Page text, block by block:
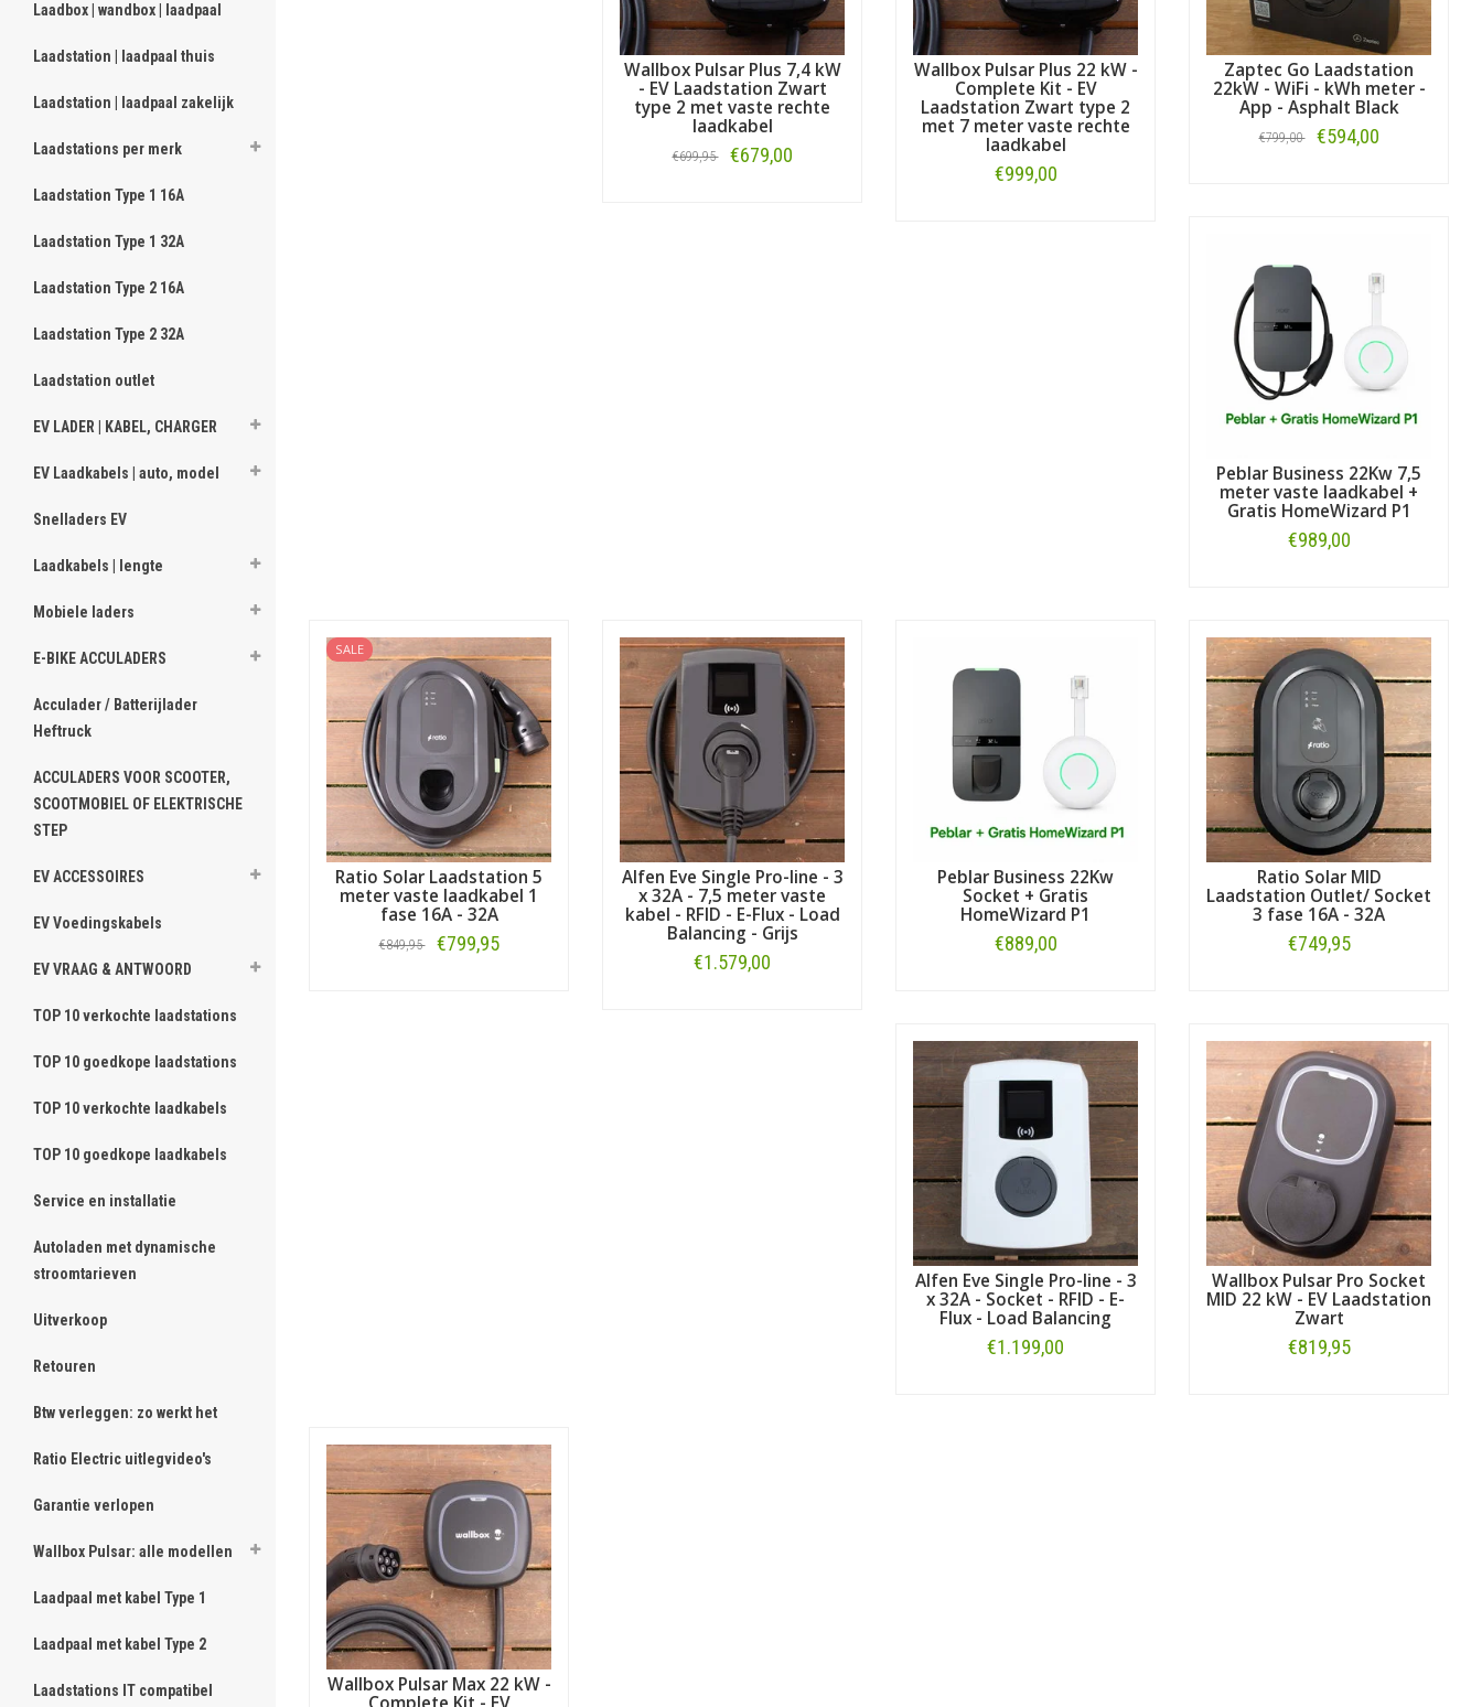
Laadbox | wandbox | laadpaal
Laadstation | laadpaal thuis
Laadstation | laadpaal zakelijk
Laadstations per merk
Laadstation Type 1 16A
Laadstation Type 1 32A
Laadstation Type 2 16A
Laadstation Type 2 32A
Laadstation outlet
EV LADER | KABEL, CHARGER
EV Laadkabels | auto, model
Snelladers EV
Laadkabels | lengte
Mobiele laders
E-BIKE ACCULADERS
Acculader / Batterijlader
Heftruck
ACCULADERS VOOR SCOOTER,
SCOOTMOBIEL OF ELEKTRISCHE
STEP
EV ACCESSOIRES
EV Voedingskabels
EV VRAAG & ANTWOORD
TOP 10 verkochte laadstations
TOP 10 goedkope laadstations
TOP 10 verkochte laadkabels
TOP 10 goedkope laadkabels
Service en installatie
Autoladen met dynamische
stroomtarieven
Uitverkoop
Retouren
Btw verleggen: zo werkt het
Ratio Electric uitlegvideo's
Garantie verlopen
Wallbox Pulsar: alle modellen
Laadpaal met kabel Type 1
Laadpaal met kabel Type 2
Laadstations IT compatibel
Wallbox Pulsar Plus 7,4 kW
- EV Laadstation Zwart
type 2 met vaste rechte
laadkabel
€699,95 €679,00
Wallbox Pulsar Plus 22 kW -
Complete Kit - EV
Laadstation Zwart type 2
met 7 meter vaste rechte
laadkabel
€999,00
Zaptec Go Laadstation
22kW - WiFi - kWh meter -
App - Asphalt Black
€799,00 €594,00
Peblar Business 22Kw 7,5
meter vaste laadkabel +
Gratis HomeWizard P1
€989,00
SALE
Ratio Solar Laadstation 5
meter vaste laadkabel 1
fase 16A - 32A
€849,95 €799,95
Alfen Eve Single Pro-line - 3
x 32A - 7,5 meter vaste
kabel - RFID - E-Flux - Load
Balancing - Grijs
€1.579,00
Peblar Business 22Kw
Socket + Gratis
HomeWizard P1
€889,00
Ratio Solar MID
Laadstation Outlet/ Socket
3 fase 16A - 32A
€749,95
Alfen Eve Single Pro-line - 3
x 32A - Socket - RFID - E-
Flux - Load Balancing
€1.199,00
Wallbox Pulsar Pro Socket
MID 22 kW - EV Laadstation
Zwart
€819,95
Wallbox Pulsar Max 22 kW -